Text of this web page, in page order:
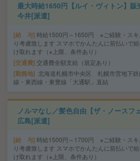
最大時給1650円【ルイ・ヴィトン】
今井[派遣]
給 与 時給1500円～1650円 ※ご経験・スキ
り考慮致します スマホでかんたんに前払いで
け取れます（※上限、条件あり）
交通費 交通費全額支給（規定あり）
勤務地
北海道札幌市中央区 札幌市営地下
線・東西線・東豊線「大通駅」直結
ノルマなし／髪色自由【ザ・ノース
広島[派遣]
給 与 時給1500円～1700円 ※ご経験・スキ
り考慮致します スマホでかんたんに前払いで
け取れます（※上限、条件あり）